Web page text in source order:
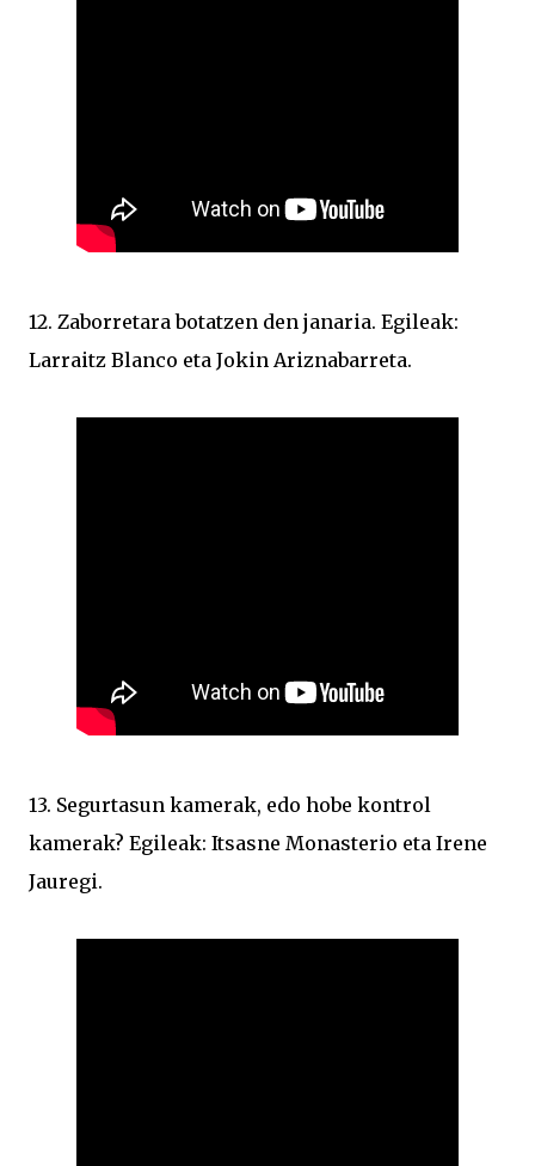
12. Zaborretara botatzen den janaria. Egileak:
Larraitz Blanco eta Jokin Ariznabarreta.
13. Segurtasun kamerak, edo hobe kontrol
kamerak? Egileak: Itsasne Monasterio eta Irene
Jauregi.